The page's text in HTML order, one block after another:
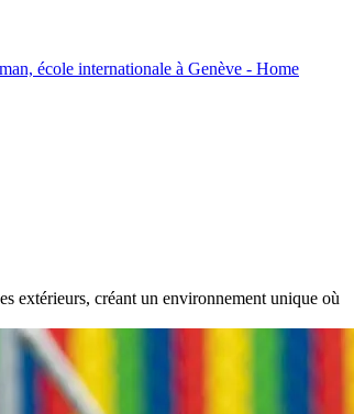
extérieurs, créant un environnement unique où